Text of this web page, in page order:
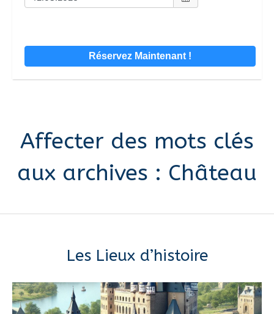
Affecter des mots clés
aux archives : Château
Les Lieux d’histoire